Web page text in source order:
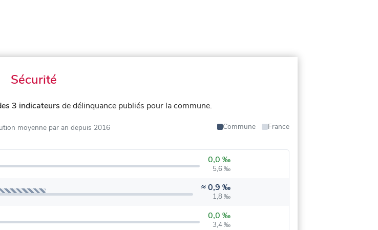
Sécurité
3 indicateurs de délinquance publiés pour la commune.
moyenne par an depuis 2016 Commune
France
0,0 ‰
5,6 ‰
≈0,9 ‰
1,8 ‰
0,0 ‰
3,4 ‰